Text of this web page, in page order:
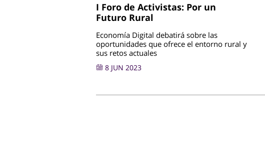
I Foro de Activistas: Por un
Futuro Rural
Economía Digital debatirá sobre las
oportunidades que ofrece el entorno rural y
sus retos actuales
8 JUN 2023